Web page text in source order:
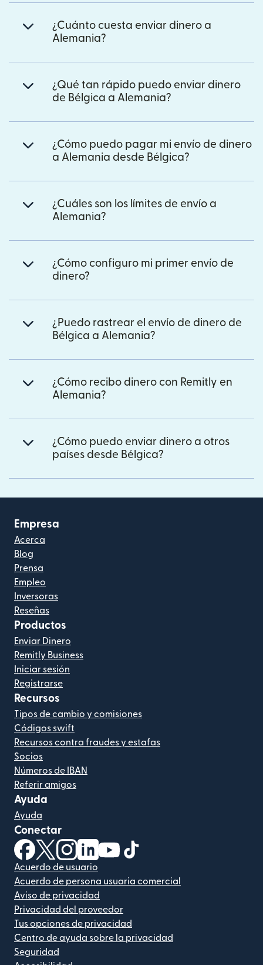
¿Cuánto cuesta enviar dinero a
Alemania?
¿Qué tan rápido puedo enviar dinero
de Bélgica a Alemania?
¿Cómo puedo pagar mi envío de dinero
a Alemania desde Bélgica?
¿Cuáles son los límites de envío a
Alemania?
¿Cómo configuro mi primer envío de
dinero?
¿Puedo rastrear el envío de dinero de
Bélgica a Alemania?
¿Cómo recibo dinero con Remitly en
Alemania?
¿Cómo puedo enviar dinero a otros
países desde Bélgica?
Empresa
Acerca
Blog
Prensa
Empleo
Inversoras
Reseñas
Productos
Enviar Dinero
Remitly Business
Iniciar sesión
Registrarse
Recursos
Tipos de cambio y comisiones
Códigos swift
Recursos contra fraudes y estafas
Socios
Números de IBAN
Referir amigos
Ayuda
Ayuda
Conectar
(se abre en una ventana nueva)
(se abre en una ventana nueva)
(se abre en una ventana nueva)
(se abre en una ventana nueva)
(se abre en una ventana nueva)
Acuerdo de usuario
Acuerdo de persona usuaria comercial
Aviso de privacidad
Privacidad del proveedor
Tus opciones de privacidad
Centro de ayuda sobre la privacidad
Seguridad